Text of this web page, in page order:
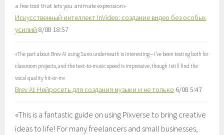
a free tool that lets you animate expression»
Искусственный интеллект InVideo: создание видео без особых
усилий 8/08 18:57
«The part about Brev AI using Suno underneath is interesting—I’ve been testing both for
classroom projects, and the text-to-music speed is impressive, though I still find the
vocal quality hit-or-m»
Brev AI: Нейросеть для создания музыки и не только 6/08 5:47
«This is a fantastic guide on using Pixverse to bring creative
ideas to life! For many freelancers and small businesses,